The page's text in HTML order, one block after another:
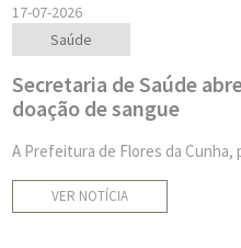
17-07-2026
Saúde
Secretaria de Saúde
doação de sangue
A Prefeitura de Flores da Cunha,
VER NOTÍCIA